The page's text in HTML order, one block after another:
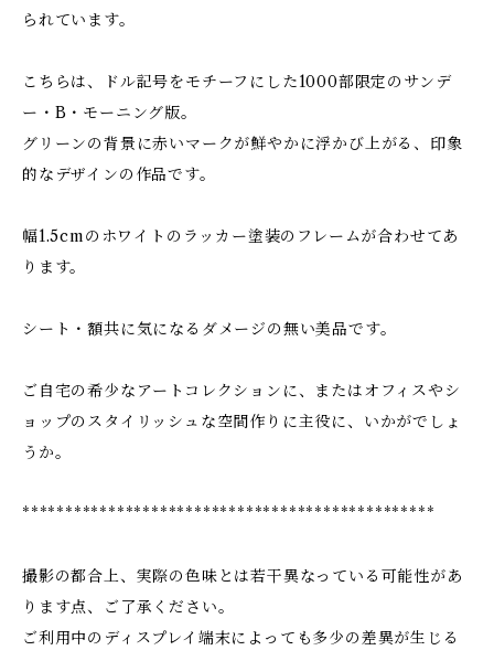
られています。
こちらは、ドル記号をモチーフにした1000部限定のサンデ
ー・B・モーニング版。
グリーンの背景に赤いマークが鮮やかに浮かび上がる、印象
的なデザインの作品です。
幅1.5cmのホワイトのラッカー塗装のフレームが合わせてあ
ります。
シート・額共に気になるダメージの無い美品です。
ご自宅の希少なアートコレクションに、またはオフィスやシ
ョップのスタイリッシュな空間作りに主役に、いかがでしょ
うか。
************************************************
撮影の都合上、実際の色味とは若干異なっている可能性があ
ります点、ご了承ください。
ご利用中のディスプレイ端末によっても多少の差異が生じる